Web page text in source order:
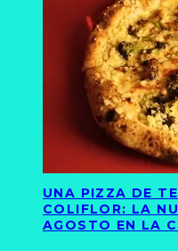
UNA PIZZA DE
COLIFLOR: LA
AGOSTO EN LA